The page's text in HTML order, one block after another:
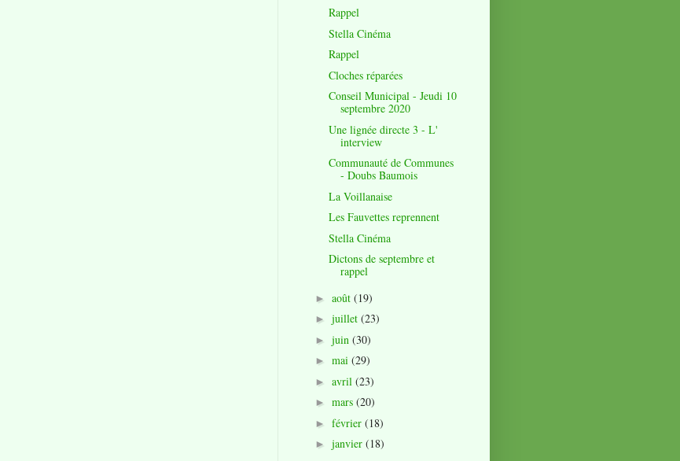
Rappel
Stella Cinéma
Rappel
Cloches réparées
Conseil Municipal - Jeudi 10
septembre 2020
Une lignée directe 3 - L'
interview
Communauté de Communes
- Doubs Baumois
La Voillanaise
Les Fauvettes reprennent
Stella Cinéma
Dictons de septembre et
rappel
► août (19)
► juillet (23)
► juin (30)
► mai (29)
► avril (23)
► mars (20)
► février (18)
► janvier (18)